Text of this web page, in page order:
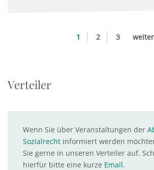
1 2 3 weiter
Verteiler
Wenn Sie über Veranstaltungen der
Sozialrecht informiert werden
Sie gerne in unseren Verteiler auf.
hierfür bitte eine kurze Email.